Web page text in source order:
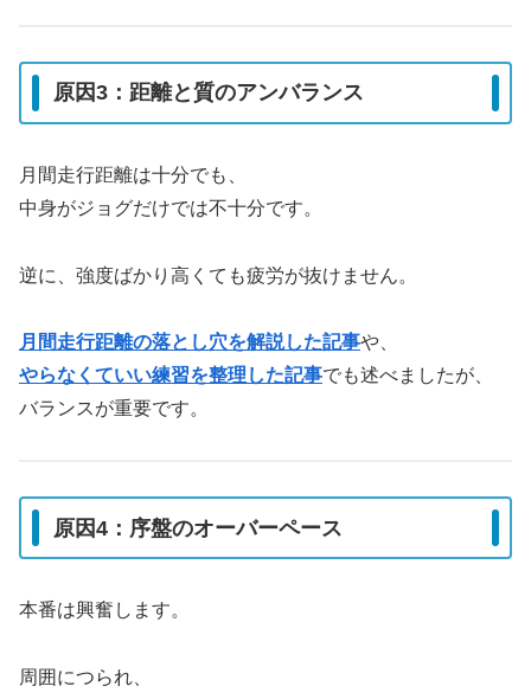
原因3：距離と質のアンバランス
月間走行距離は十分でも、
中身がジョグだけでは不十分です。
逆に、強度ばかり高くても疲労が抜けません。
月間走行距離の落とし穴を解説した記事や、
やらなくていい練習を整理した記事でも述べましたが、
バランスが重要です。
原因4：序盤のオーバーペース
本番は興奮します。
周囲につられ、